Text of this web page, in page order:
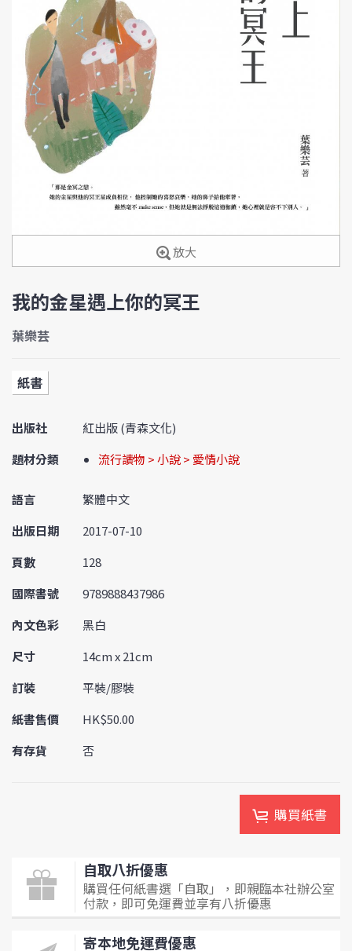
放大
我的金星遇上你的冥王
葉樂芸
紙書
出版社
紅出版 (青森文化)
題材分類
流行讀物 > 小說 > 愛情小說
語言
繁體中文
出版日期
2017-07-10
頁數
128
國際書號
9789888437986
內文色彩
黑白
尺寸
14cm x 21cm
訂裝
平裝/膠裝
紙書售價
HK$50.00
有存貨
否
購買紙書
自取八折優惠
購買任何紙書選「自取」，即親臨本社辦公室
付款，即可免運費並享有八折優惠
寄本地免運費優惠